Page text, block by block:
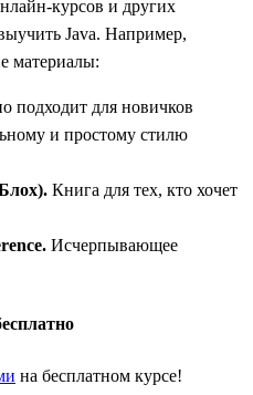
курсов и других
Java. Например,
материалы:
подходит для новичков
и простому стилю
Книга для тех, кто хочет
Исчерпывающее
на бесплатном курсе!